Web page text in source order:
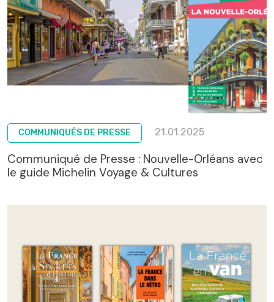
COMMUNIQUÉS DE PRESSE 21.01.2025
Communiqué de Presse : Nouvelle-Orléans avec
le guide Michelin Voyage & Cultures